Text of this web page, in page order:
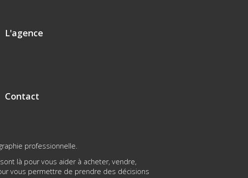
L'agence
Contact
professionnelle.
là pour vous aider à acheter, vendre,
vous permettre de prendre des décisions